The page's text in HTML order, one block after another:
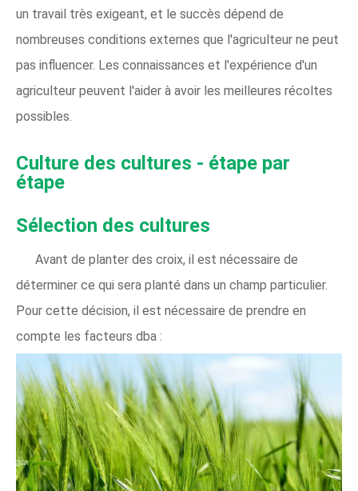
un travail très exigeant, et le succès dépend de
nombreuses conditions externes que l'agriculteur ne peut
pas influencer. Les connaissances et l'expérience d'un
agriculteur peuvent l'aider à avoir les meilleures récoltes
possibles.
Culture des cultures - étape par
étape
Sélection des cultures
Avant de planter des croix, il est nécessaire de
déterminer ce qui sera planté dans un champ particulier.
Pour cette décision, il est nécessaire de prendre en
compte les facteurs dba :